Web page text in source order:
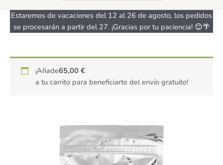
Estaremos de vacaciones del 12 al 26 de agosto, los pedidos
se procesarán a partir del 27. ¡Gracias por tu paciencia! 😊🌴
¡Añade65,00€
a tu carrito para beneficiarte del envío gratuito!